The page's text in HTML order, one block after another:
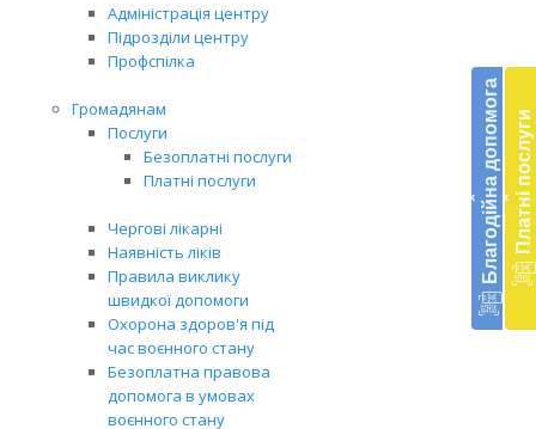
Адміністрація центру
Підрозділи центру
Профспілка
Громадянам
Послуги
Безоплатні послуги
Платні послуги
Чергові лікарні
Наявність ліків
Правила виклику
швидкої допомоги
Охорона здоров'я під
час воєнного стану
Безоплатна правова
допомога в умовах
воєнного стану
‹ Благодійна допомога ‹ Платні послуги